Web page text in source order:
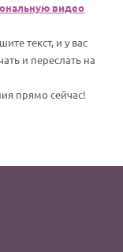
видео
текст, и у вас
и переслать на
прямо сейчас!